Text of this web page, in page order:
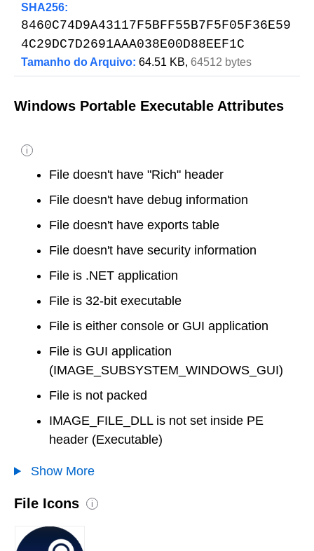
SHA256:
8460C74D9A43117F5BFF55B7F5F05F36E59
4C29DC7D2691AAA038E00D88EEF1C
Tamanho do Arquivo: 64.51 KB, 64512 bytes
Windows Portable Executable Attributes
i
File doesn't have "Rich" header
File doesn't have debug information
File doesn't have exports table
File doesn't have security information
File is .NET application
File is 32-bit executable
File is either console or GUI application
File is GUI application
(IMAGE_SUBSYSTEM_WINDOWS_GUI)
File is not packed
IMAGE_FILE_DLL is not set inside PE
header (Executable)
Show More
File Icons i